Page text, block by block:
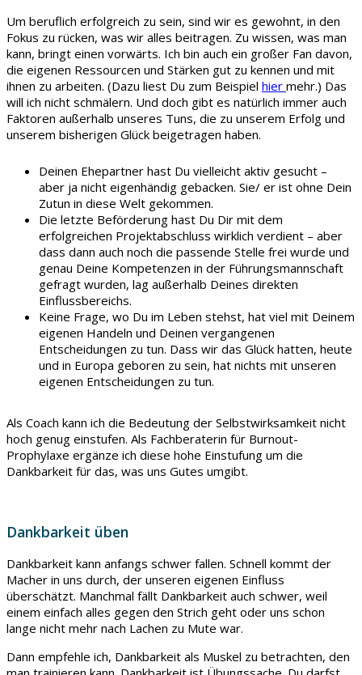
Um beruflich erfolgreich zu sein, sind wir es gewohnt, in den
Fokus zu rücken, was wir alles beitragen. Zu wissen, was man
kann, bringt einen vorwärts. Ich bin auch ein großer Fan davon,
die eigenen Ressourcen und Stärken gut zu kennen und mit
ihnen zu arbeiten. (Dazu liest Du zum Beispiel hier mehr.) Das
will ich nicht schmälern. Und doch gibt es natürlich immer auch
Faktoren außerhalb unseres Tuns, die zu unserem Erfolg und
unserem bisherigen Glück beigetragen haben.
Deinen Ehepartner hast Du vielleicht aktiv gesucht –
aber ja nicht eigenhändig gebacken. Sie/ er ist ohne Dein
Zutun in diese Welt gekommen.
Die letzte Beförderung hast Du Dir mit dem
erfolgreichen Projektabschluss wirklich verdient – aber
dass dann auch noch die passende Stelle frei wurde und
genau Deine Kompetenzen in der Führungsmannschaft
gefragt wurden, lag außerhalb Deines direkten
Einflussbereichs.
Keine Frage, wo Du im Leben stehst, hat viel mit Deinem
eigenen Handeln und Deinen vergangenen
Entscheidungen zu tun. Dass wir das Glück hatten, heute
und in Europa geboren zu sein, hat nichts mit unseren
eigenen Entscheidungen zu tun.
Als Coach kann ich die Bedeutung der Selbstwirksamkeit nicht
hoch genug einstufen. Als Fachberaterin für Burnout-
Prophylaxe ergänze ich diese hohe Einstufung um die
Dankbarkeit für das, was uns Gutes umgibt.
Dankbarkeit üben
Dankbarkeit kann anfangs schwer fallen. Schnell kommt der
Macher in uns durch, der unseren eigenen Einfluss
überschätzt. Manchmal fällt Dankbarkeit auch schwer, weil
einem einfach alles gegen den Strich geht oder uns schon
lange nicht mehr nach Lachen zu Mute war.
Dann empfehle ich, Dankbarkeit als Muskel zu betrachten, den